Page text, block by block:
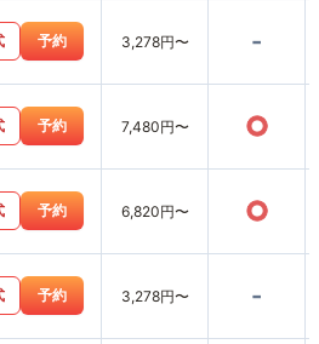
予約 3,278円〜 -
予約 7,480円〜 ○
予約 6,820円〜 ○
予約 3,278円〜 -